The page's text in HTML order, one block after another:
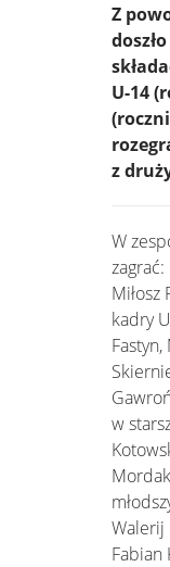
Z
U-14
z
W
zagrać:
Miłosz
kadry
w
Walerij
Fabian